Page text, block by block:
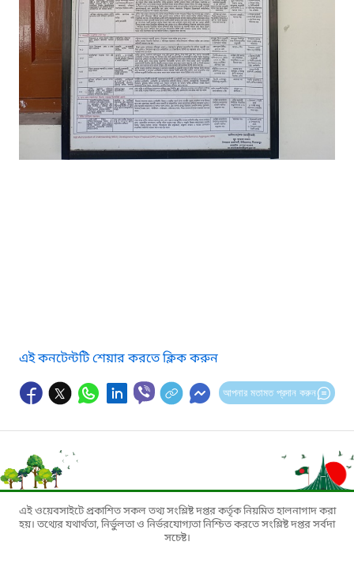
এই কনটেন্টটি শেয়ার করতে ক্লিক করুন
আপনার মতামত প্রদান করুন
এই ওয়েবসাইটে প্রকাশিত সকল তথ্য সংশ্লিষ্ট দপ্তর কর্তৃক নিয়মিত হালনাগাদ করা
হয়। তথ্যের যথার্থতা, নির্ভুলতা ও নির্ভরযোগ্যতা নিশ্চিত করতে সংশ্লিষ্ট দপ্তর সর্বদা
সচেষ্ট।